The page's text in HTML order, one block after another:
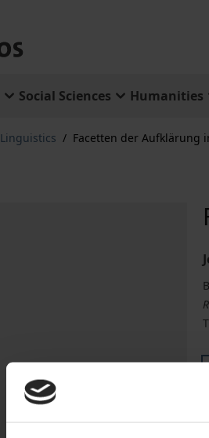
Social Sciences Humanities
Linguistics / Facetten der Aufklärung